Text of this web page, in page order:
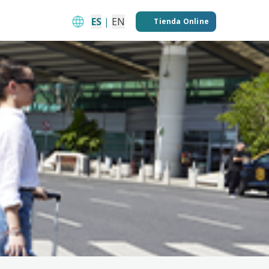
ES | EN Tienda Online